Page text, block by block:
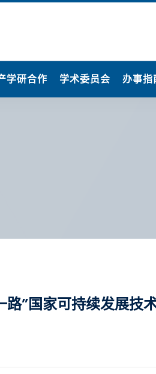
学研合作 学术委员会 办事指
”国家可持续发展技